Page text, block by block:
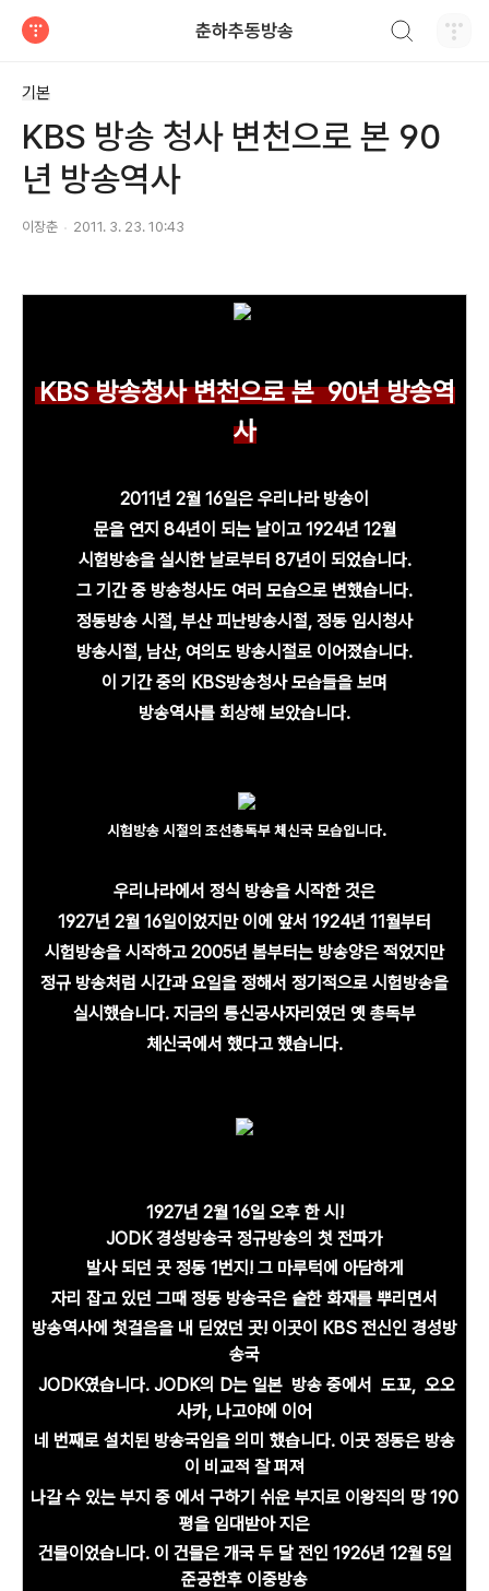
춘하추동방송
기본
KBS 방송 청사 변천으로 본 90
년 방송역사
이장춘 2011. 3. 23. 10:43
KBS 방송청사 변천으로 본 90년 방송역
사
2011년 2월 16일은 우리나라 방송이
문을 연지 84년이 되는 날이고 1924년 12월
시험방송을 실시한 날로부터 87년이 되었습니다.
그 기간 중 방송청사도 여러 모습으로 변했습니다.
정동방송 시절, 부산 피난방송시절, 정동 임시청사
방송시절, 남산, 여의도 방송시절로 이어졌습니다.
이 기간 중의 KBS방송청사 모습들을 보며
방송역사를 회상해 보았습니다.
시험방송 시절의 조선총독부 체신국 모습입니다.
우리나라에서 정식 방송을 시작한 것은
1927년 2월 16일이었지만 이에 앞서 1924년 11월부터
시험방송을 시작하고2005년 봄부터는 방송양은 적었지만
정규 방송처럼 시간과 요일을 정해서 정기적으로 시험방송을
실시했습니다. 지금의 통신공사자리였던 옛 총독부
체신국에서 했다고 했습니다.
1927년 2월 16일 오후 한 시!
JODK 경성방송국 정규방송의 첫 전파가
발사 되던 곳 정동 1번지! 그 마루턱에 아담하게
자리 잡고 있던 그때 정동 방송국은 숱한 화재를 뿌리면서
방송역사에 첫걸음을 내 딛었던 곳! 이곳이 KBS 전신인 경성방
송국
JODK였습니다. JODK의 D는 일본 방송 중에서 도꾜, 오오
사카, 나고야에 이어
네 번째로 설치된 방송국임을 의미 했습니다. 이곳 정동은 방송
이 비교적 잘 퍼져
나갈 수 있는 부지 중 에서 구하기 쉬운 부지로 이왕직의 땅 190
평을 임대받아지은
건물이었습니다. 이 건물은 개국 두 달 전인 1926년 12월 5일
준공한후 이중방송